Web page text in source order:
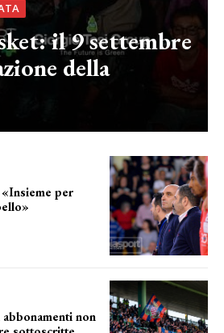
il 9 settembre
della
per
non